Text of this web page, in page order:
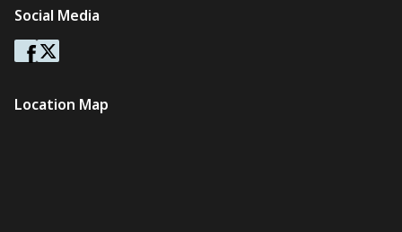
Social Media
Location Map